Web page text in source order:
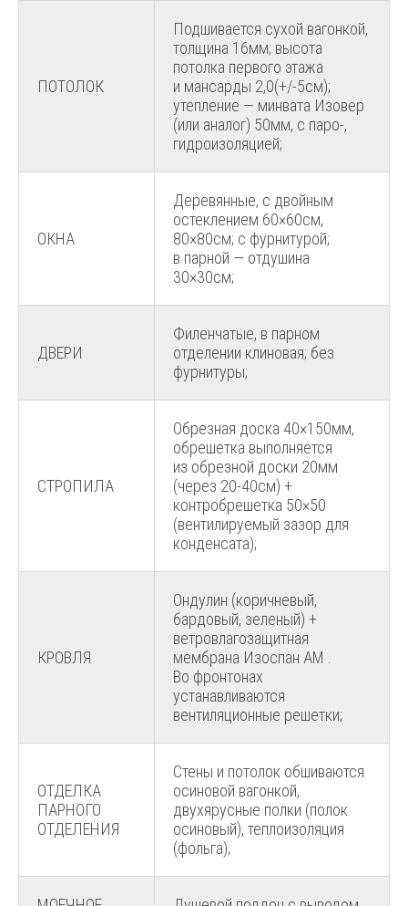
ПОТОЛОК
Подшивается сухой вагонкой,
толщина 16мм; высота
потолка первого этажа
и мансарды 2,0(+/-5см);
утепление — минвата Изовер
(или аналог) 50мм, с паро-,
гидроизоляцией;
ОКНА
Деревянные, с двойным
остеклением 60×60см,
80×80см; с фурнитурой;
в парной — отдушина
30×30см;
ДВЕРИ
Филенчатые, в парном
отделении клиновая; без
фурнитуры;
СТРОПИЛА
Обрезная доска 40×150мм,
обрешетка выполняется
из обрезной доски 20мм
(через 20-40см) +
контробрешетка 50×50
(вентилируемый зазор для
конденсата);
КРОВЛЯ
Ондулин (коричневый,
бардовый, зеленый) +
ветровлагозащитная
мембрана Изоспан АМ .
Во фронтонах
устанавливаются
вентиляционные решетки;
ОТДЕЛКА
ПАРНОГО
ОТДЕЛЕНИЯ
Стены и потолок обшиваются
осиновой вагонкой,
двухярусные полки (полок
осиновый), теплоизоляция
(фольга);